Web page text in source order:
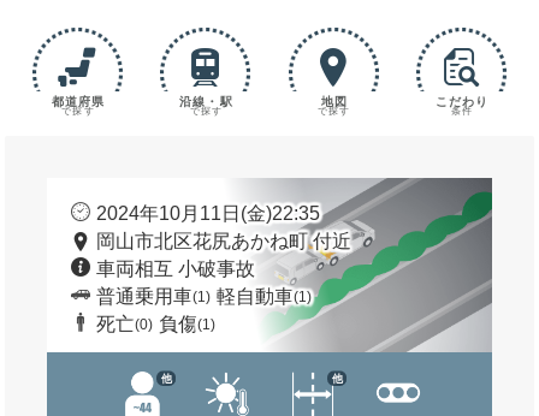
都道府県
で探す
沿線・駅
で探す
地図
で探す
こだわり
条件
2024年10月11日(金)22:35
岡山市北区花尻あかね町 付近
車両相互 小破事故
普通乗用車(1) 軽自動車(1)
死亡(0) 負傷(1)
他 他